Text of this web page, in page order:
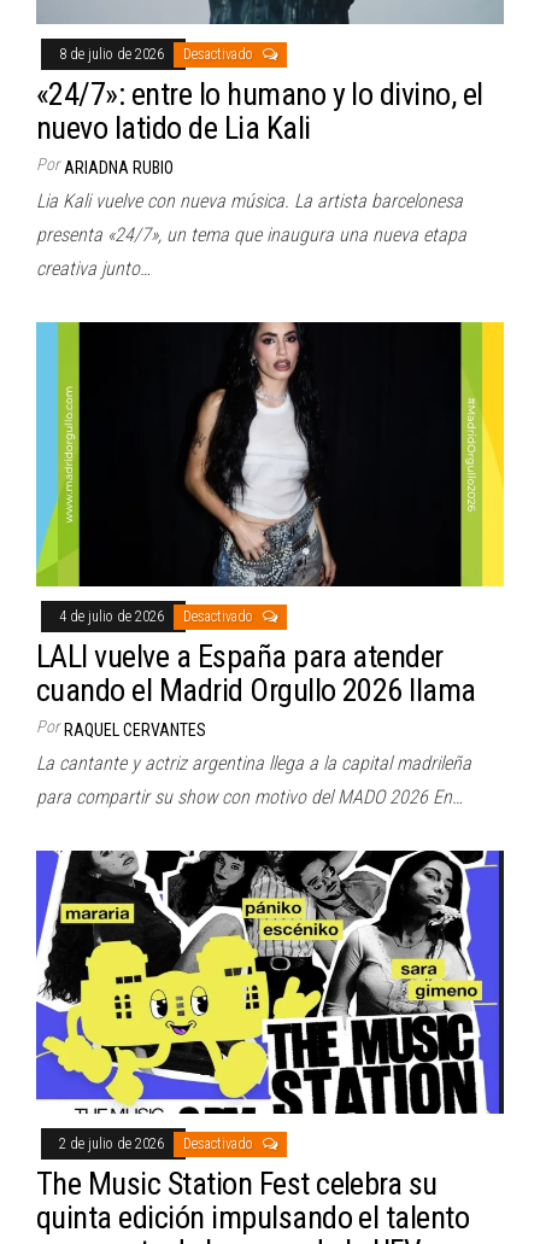
8 de julio de 2026 Desactivado
«24/7»: entre lo humano y lo divino, el
nuevo latido de Lia Kali
Por ARIADNA RUBIO
Lia Kali vuelve con nueva música. La artista barcelonesa
presenta «24/7», un tema que inaugura una nueva etapa
creativa junto…
4 de julio de 2026 Desactivado
LALI vuelve a España para atender
cuando el Madrid Orgullo 2026 llama
Por RAQUEL CERVANTES
La cantante y actriz argentina llega a la capital madrileña
para compartir su show con motivo del MADO 2026 En…
2 de julio de 2026 Desactivado
The Music Station Fest celebra su
quinta edición impulsando el talento